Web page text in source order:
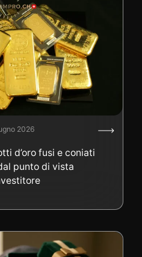
2026
d’oro fusi e coniati
punto di vista